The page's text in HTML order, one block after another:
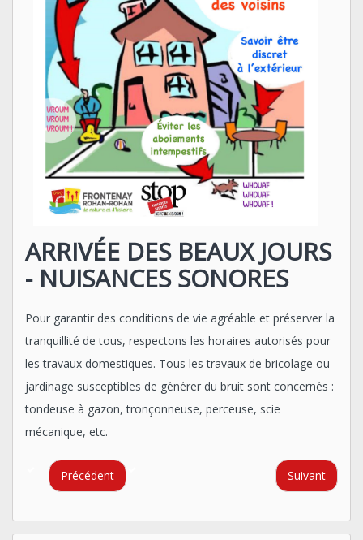
ARRIVÉE DES BEAUX JOURS
- NUISANCES SONORES
Pour garantir des conditions de vie agréable et préserver la
tranquillité de tous, respectons les horaires autorisés pour
les travaux domestiques. Tous les travaux de bricolage ou
jardinage susceptibles de générer du bruit sont concernés :
tondeuse à gazon, tronçonneuse, perceuse, scie
mécanique, etc.
Précédent Suivant